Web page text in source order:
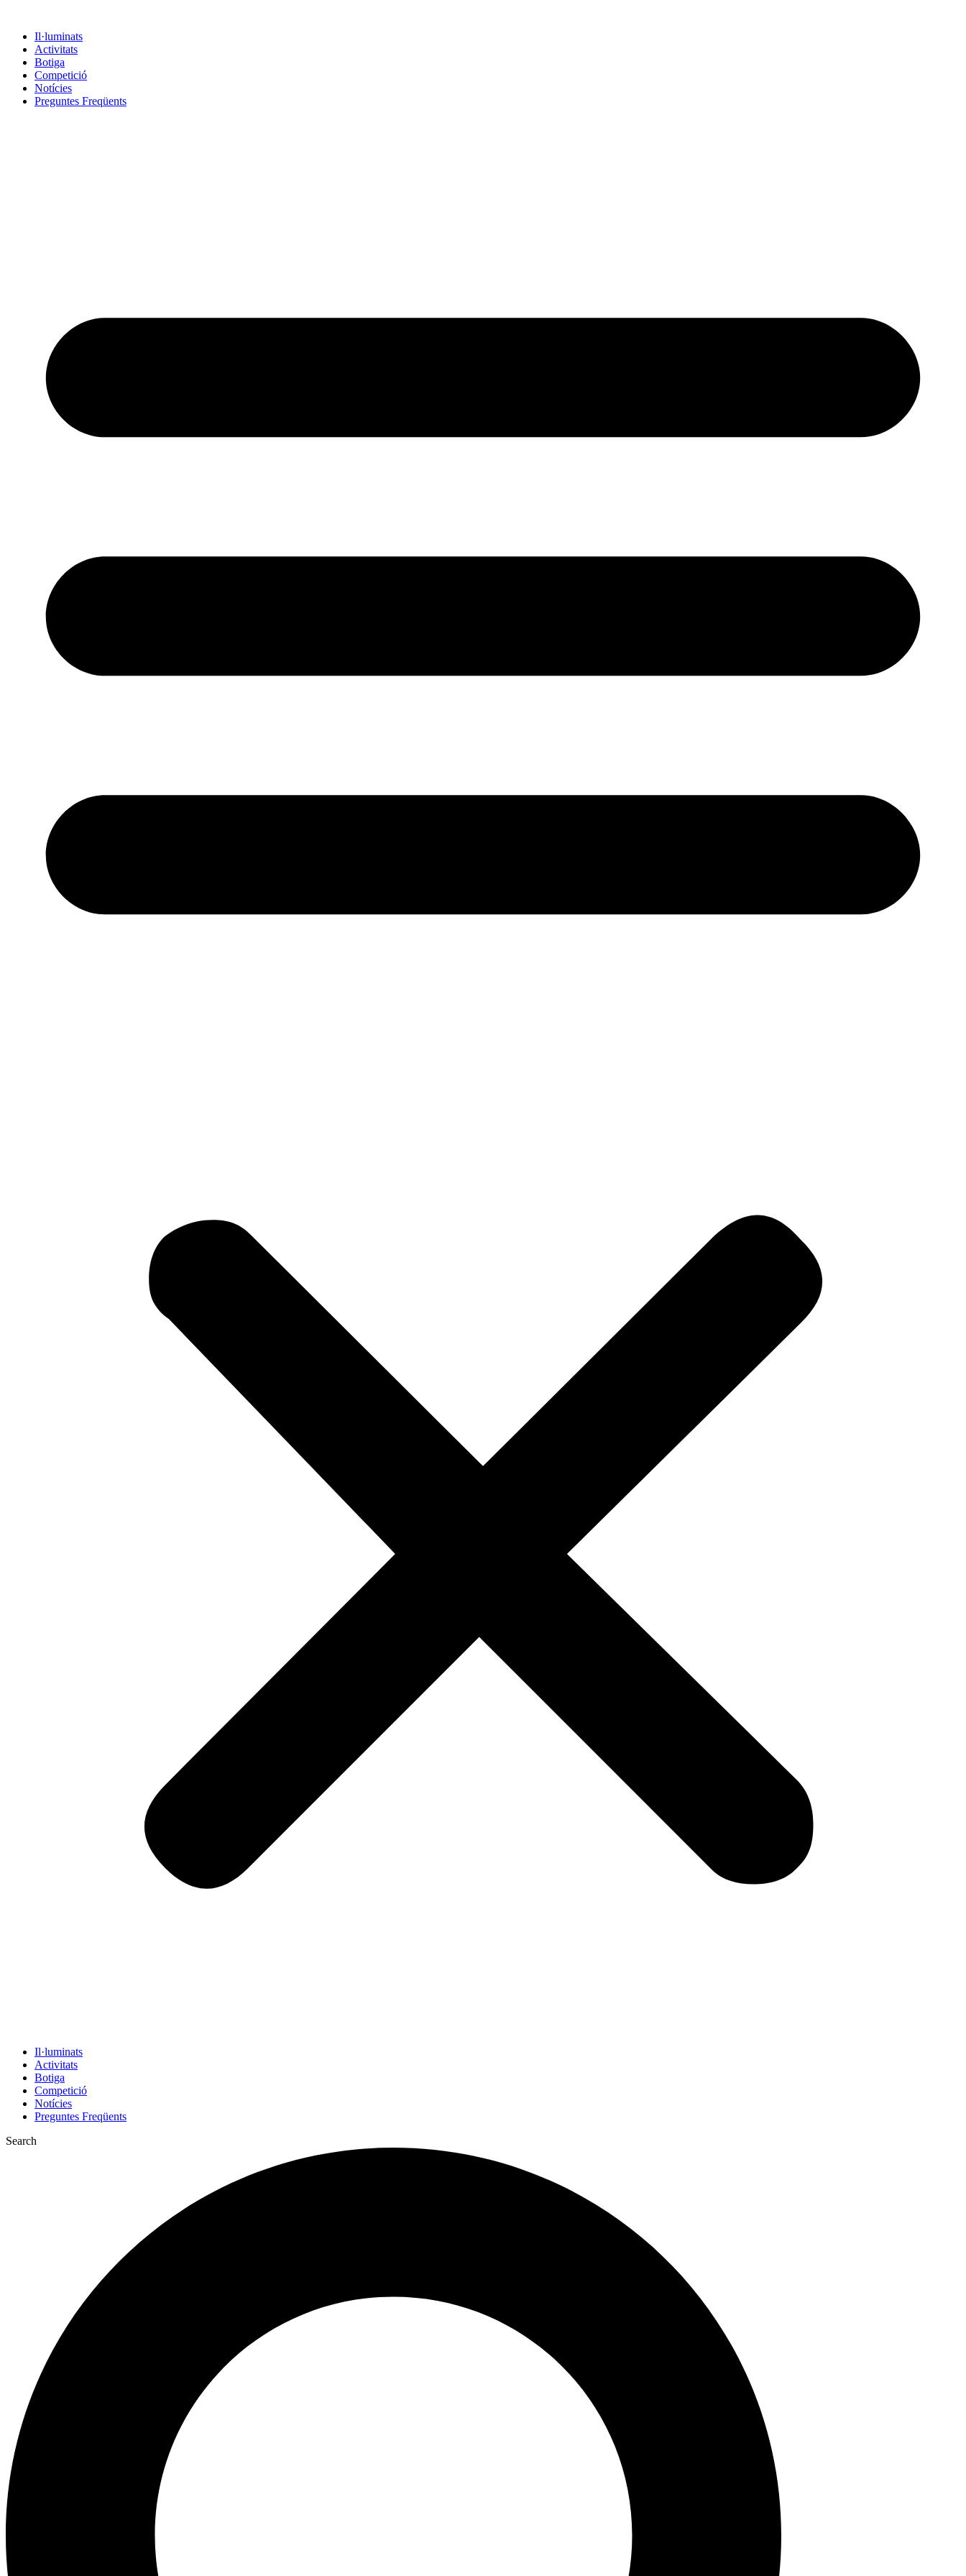
contingutIl·luminats
Activitats
Botiga
Competició
Notícies
Preguntes Freqüents
Il·luminats
Activitats
Botiga
Competició
Notícies
Preguntes Freqüents
Search